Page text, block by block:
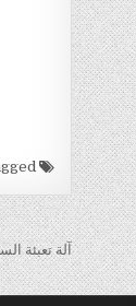
Tagged
تصفّح
آلة تعبئة